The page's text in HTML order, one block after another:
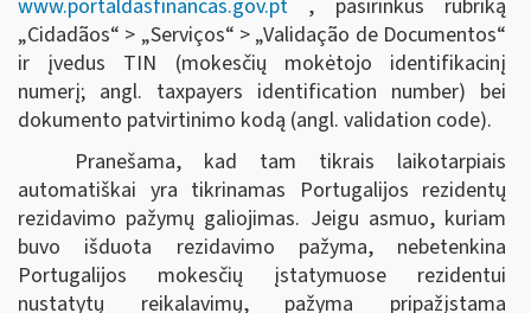
www.portaldasfinancas.gov.pt , pasirinkus rubriką
„Cidadãos“ > „Serviços“ > „Validação de Documentos“
ir įvedus TIN (mokesčių mokėtojo identifikacinį
numerį; angl. taxpayers identification number) bei
dokumento patvirtinimo kodą (angl. validation code).
Pranešama, kad tam tikrais laikotarpiais
automatiškai yra tikrinamas Portugalijos rezidentų
rezidavimo pažymų galiojimas. Jeigu asmuo, kuriam
buvo išduota rezidavimo pažyma, nebetenkina
Portugalijos mokesčių įstatymuose rezidentui
nustatytų reikalavimų, pažyma pripažįstama